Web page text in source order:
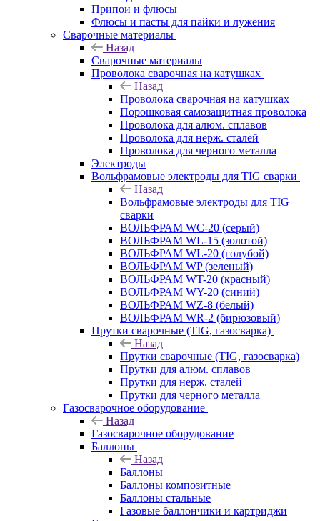
Припои и флюсы
Флюсы и пасты для пайки и лужения
Сварочные материалы
Назад
Сварочные материалы
Проволока сварочная на катушках
Назад
Проволока сварочная на катушках
Порошковая самозащитная проволока
Проволока для алюм. сплавов
Проволока для нерж. сталей
Проволока для черного металла
Электроды
Вольфрамовые электроды для TIG сварки
Назад
Вольфрамовые электроды для TIG
сварки
ВОЛЬФРАМ WC-20 (серый)
ВОЛЬФРАМ WL-15 (золотой)
ВОЛЬФРАМ WL-20 (голубой)
ВОЛЬФРАМ WP (зеленый)
ВОЛЬФРАМ WT-20 (красный)
ВОЛЬФРАМ WY-20 (синий)
ВОЛЬФРАМ WZ-8 (белый)
ВОЛЬФРАМ WR-2 (бирюзовый)
Прутки сварочные (TIG, газосварка)
Назад
Прутки сварочные (TIG, газосварка)
Прутки для алюм. сплавов
Прутки для нерж. сталей
Прутки для черного металла
Газосварочное оборудование
Назад
Газосварочное оборудование
Баллоны
Назад
Баллоны
Баллоны композитные
Баллоны стальные
Газовые баллончики и картриджи